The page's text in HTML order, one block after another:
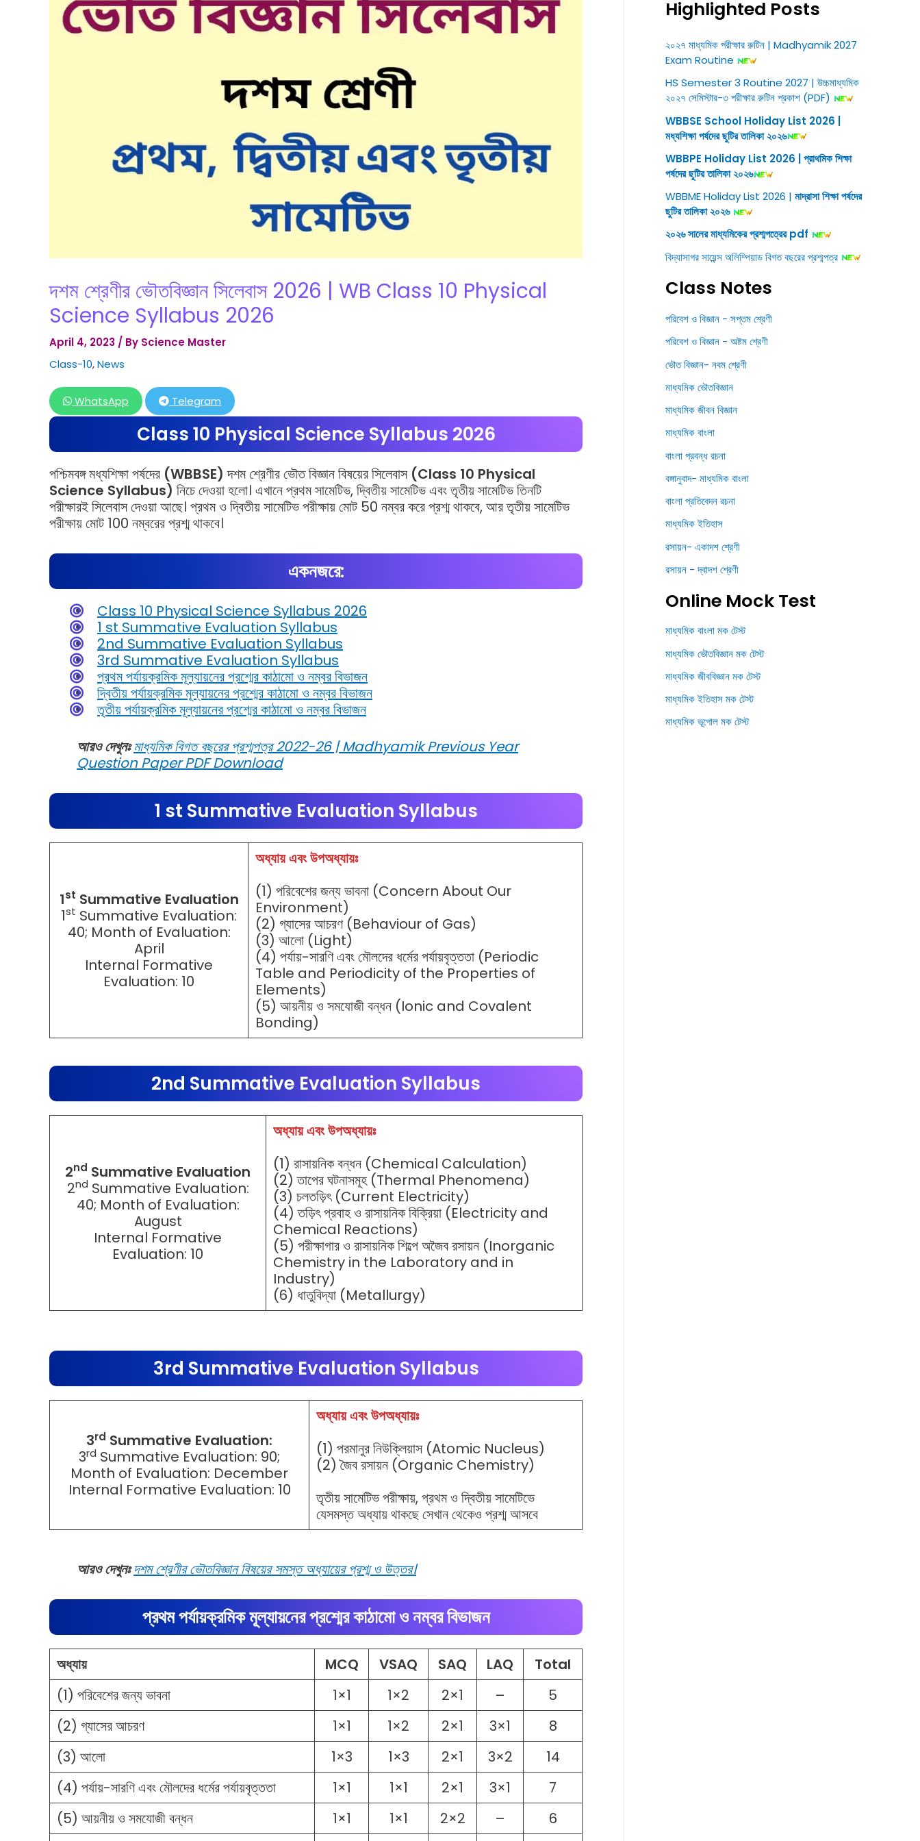
দশম শ্রেণীর ভৌতবিজ্ঞান সিলেবাস 2026 | WB Class 10 Physical
Science Syllabus 2026
April 4, 2023 / By Science Master
Class-10,News
WhatsApp Telegram
Class 10 Physical Science Syllabus 2026
পশ্চিমবঙ্গ মধ্যশিক্ষা পর্ষদের (WBBSE) দশম শ্রেণীর ভৌত বিজ্ঞান বিষয়ের সিলেবাস (Class 10 Physical
Science Syllabus) নিচে দেওয়া হলো। এখানে প্রথম সামেটিভ, দ্বিতীয় সামেটিভ এবং তৃতীয় সামেটিভ তিনটি
পরীক্ষারই সিলেবাস দেওয়া আছে। প্রথম ও দ্বিতীয় সামেটিভ পরীক্ষায় মোট 50 নম্বর করে প্রশ্ম থাকবে, আর তৃতীয় সামেটিভ
পরীক্ষায় মোট 100 নম্বরের প্রশ্ম থাকবে।
একনজরে:
Class 10 Physical Science Syllabus 2026
1 st Summative Evaluation Syllabus
2nd Summative Evaluation Syllabus
3rd Summative Evaluation Syllabus
প্রথম পর্যায়ক্রমিক মূল্যায়নের প্রশ্মের কাঠামো ও নম্বর বিভাজন
দ্বিতীয় পর্যায়ক্রমিক মূল্যায়নের প্রশ্মের কাঠামো ও নম্বর বিভাজন
তৃতীয় পর্যায়ক্রমিক মূল্যায়নের প্রশ্মের কাঠামো ও নম্বর বিভাজন
আরও দেখুনঃ মাধ্যমিক বিগত বছরের প্রশ্মপত্র 2022-26 | Madhyamik Previous Year
Question Paper PDF Download
1 st Summative Evaluation Syllabus
1st Summative Evaluation
1st Summative Evaluation:
40; Month of Evaluation:
April
Internal Formative
Evaluation: 10
অধ্যায় এবং উপঅধ্যায়ঃ
(1) পরিবেশের জন্য ভাবনা (Concern About Our
Environment)
(2) গ্যাসের আচরণ (Behaviour of Gas)
(3) আলো (Light)
(4) পর্যায়-সারণি এবং মৌলদের ধর্মের পর্যায়বৃত্ততা (Periodic
Table and Periodicity of the Properties of
Elements)
(5) আয়নীয় ও সমযোজী বন্ধন (Ionic and Covalent
Bonding)
2nd Summative Evaluation Syllabus
2nd Summative Evaluation
2nd Summative Evaluation:
40; Month of Evaluation:
August
Internal Formative
Evaluation: 10
অধ্যায় এবং উপঅধ্যায়ঃ
(1) রাসায়নিক বন্ধন (Chemical Calculation)
(2) তাপের ঘটনাসমূহ (Thermal Phenomena)
(3) চলতড়িৎ (Current Electricity)
(4) তড়িৎ প্রবাহ ও রাসায়নিক বিক্রিয়া (Electricity and
Chemical Reactions)
(5) পরীক্ষাগার ও রাসায়নিক শিল্পে অজৈব রসায়ন (Inorganic
Chemistry in the Laboratory and in
Industry)
(6) ধাতুবিদ্যা (Metallurgy)
3rd Summative Evaluation Syllabus
3rd Summative Evaluation:
3rd Summative Evaluation: 90;
Month of Evaluation: December
Internal Formative Evaluation: 10
অধ্যায় এবং উপঅধ্যায়ঃ
(1) পরমানুর নিউক্লিয়াস (Atomic Nucleus)
(2) জৈব রসায়ন (Organic Chemistry)
তৃতীয় সামেটিভ পরীক্ষায়, প্রথম ও দ্বিতীয় সামেটিভে
যেসমস্ত অধ্যায় থাকছে সেখান থেকেও প্রশ্ম আসবে
আরও দেখুনঃ দশম শ্রেণীর ভৌতবিজ্ঞান বিষয়ের সমস্ত অধ্যায়ের প্রশ্ম ও উত্তর।
প্রথম পর্যায়ক্রমিক মূল্যায়নের প্রশ্মের কাঠামো ও নম্বর বিভাজন
অধ্যায় MCQ VSAQ SAQ LAQ
Total
(1) পরিবেশের জন্য ভাবনা
1×1 1×2 2×1 –
5
(2) গ্যাসের আচরণ
1×1 1×2 2×1 3×1
8
(3) আলো
1×3 1×3 2×1 3×2
14
(4) পর্যায়-সারণি এবং মৌলদের ধর্মের পর্যায়বৃত্ততা
1×1 1×1 2×1 3×1
7
(5) আয়নীয় ও সমযোজী বন্ধন
1×1 1×1 2×2 –
6
Highlighted Posts
২০২৭ মাধ্যমিক পরীক্ষার রুটিন | Madhyamik 2027
Exam Routine
HS Semester 3 Routine 2027 | উচ্চমাধ্যমিক
২০২৭ সেমিস্টার-৩ পরীক্ষার রুটিন প্রকাশ (PDF)
WBBSE School Holiday List 2026 |
মধ্যশিক্ষা পর্ষদের ছুটির তালিকা ২০২৬
WBBPE Holiday List 2026 | প্রাথমিক শিক্ষা
পর্ষদের ছুটির তালিকা ২০২৬
WBBME Holiday List 2026 | মাদ্রাসা শিক্ষা পর্ষদের
ছুটির তালিকা ২০২৬
২০২৬ সালের মাধ্যমিকের প্রশ্মপত্রের pdf
বিদ্যাসাগর সায়েন্স অলিম্পিয়াড বিগত বছরের প্রশ্মপত্র
Class Notes
পরিবেশ ও বিজ্ঞান - সপ্তম শ্রেণী
পরিবেশ ও বিজ্ঞান - অষ্টম শ্রেণী
ভৌত বিজ্ঞান- নবম শ্রেণী
মাধ্যমিক ভৌতবিজ্ঞান
মাধ্যমিক জীবন বিজ্ঞান
মাধ্যমিক বাংলা
বাংলা প্রবন্ধ রচনা
বঙ্গানুবাদ- মাধ্যমিক বাংলা
বাংলা প্রতিবেদন রচনা
মাধ্যমিক ইতিহাস
রসায়ন- একাদশ শ্রেণী
রসায়ন - দ্বাদশ শ্রেণী
Online Mock Test
মাধ্যমিক বাংলা মক টেস্ট
মাধ্যমিক ভৌতবিজ্ঞান মক টেস্ট
মাধ্যমিক জীববিজ্ঞান মক টেস্ট
মাধ্যমিক ইতিহাস মক টেস্ট
মাধ্যমিক ভূগোল মক টেস্ট